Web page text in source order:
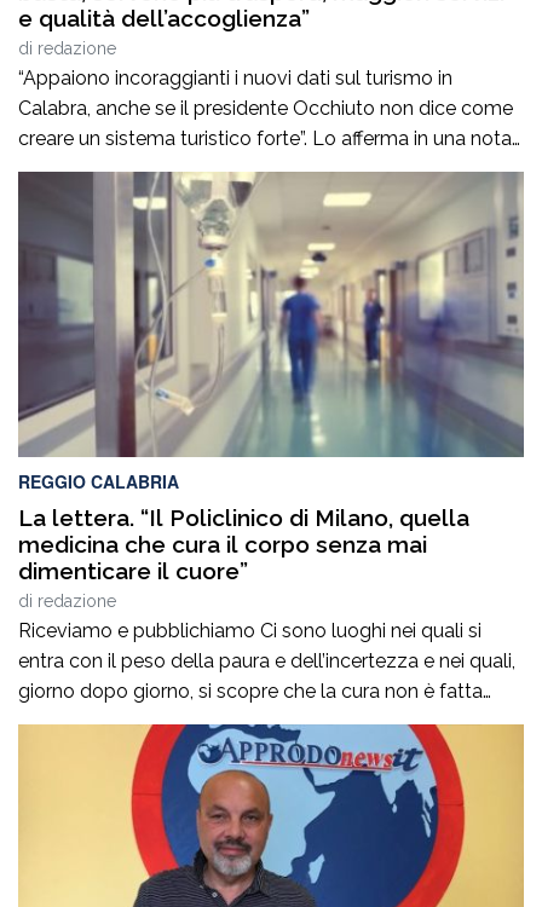
e qualità dell’accoglienza”
di redazione
“Appaiono incoraggianti i nuovi dati sul turismo in
Calabra, anche se il presidente Occhiuto non dice come
creare un sistema turistico forte”. Lo afferma in una nota
il Pd calabrese, che commenta gli ultimi dati sul turismo
diffusi dalla Regione Calabria. “Lo studio appena
presentato – osserva il Partito democratico – evidenzia
una crescita dei […]
REGGIO CALABRIA
La lettera. “Il Policlinico di Milano, quella
medicina che cura il corpo senza mai
dimenticare il cuore”
di redazione
Riceviamo e pubblichiamo Ci sono luoghi nei quali si
entra con il peso della paura e dell’incertezza e nei quali,
giorno dopo giorno, si scopre che la cura non è fatta
soltanto di diagnosi, interventi e terapie. È fatta
soprattutto di persone. Di sguardi che rassicurano, di
parole che infondono coraggio, di mani che sanno […]